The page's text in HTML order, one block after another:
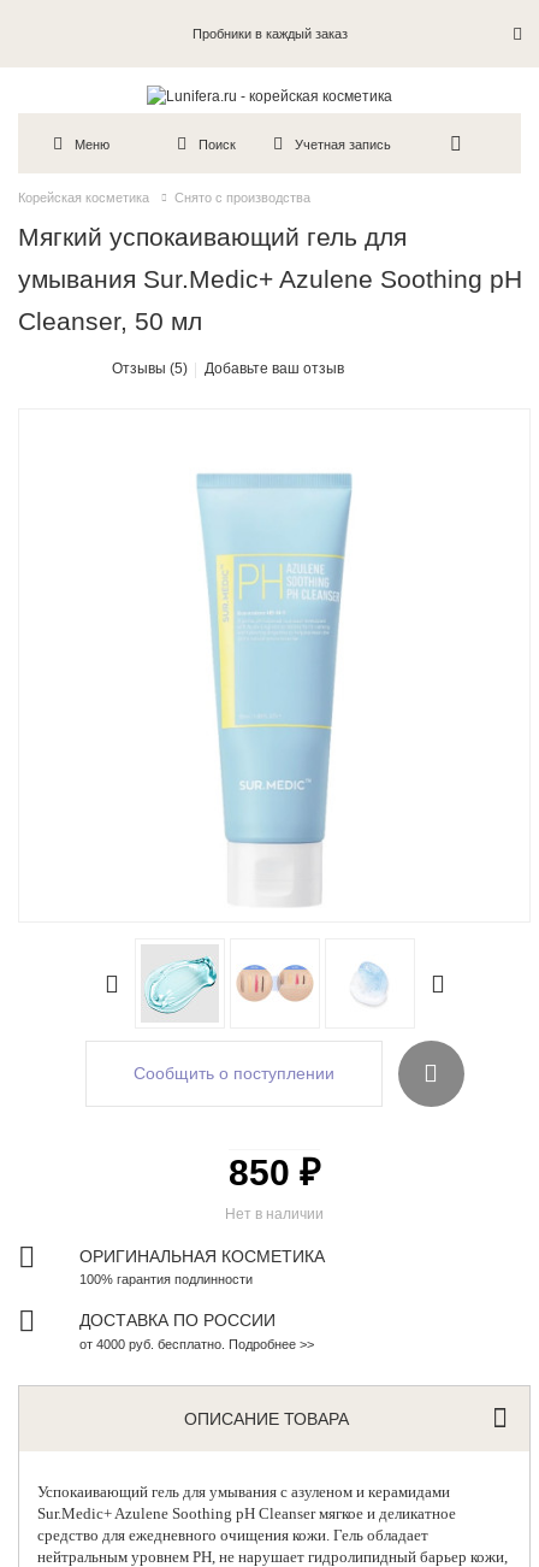
Пробники в каждый заказ
Меню Поиск Учетная запись
Корейская косметика Снято с производства
Мягкий успокаивающий гель для
умывания Sur.Medic+ Azulene Soothing pH
Cleanser, 50 мл
Отзывы (5) Добавьте ваш отзыв
Сообщить о поступлении
Нет в наличии
850 ₽
ОРИГИНАЛЬНАЯ КОСМЕТИКА
100% гарантия подлинности
ДОСТАВКА ПО РОССИИ
от 4000 руб. бесплатно. Подробнее >>
ОПИСАНИЕ ТОВАРА
Успокаивающий гель для умывания с азуленом и керамидами
Sur.Medic+ Azulene Soothing pH Cleanser мягкое и деликатное
средство для ежедневного очищения кожи. Гель обладает
нейтральным уровнем РH, не нарушает гидролипидный барьер кожи,